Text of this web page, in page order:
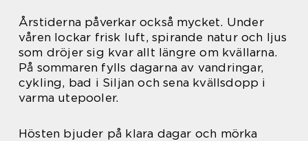
Årstiderna påverkar också mycket. Under
våren lockar frisk luft, spirande natur och ljus
som dröjer sig kvar allt längre om kvällarna.
På sommaren fylls dagarna av vandringar,
cykling, bad i Siljan och sena kvällsdopp i
varma utepooler.
Hösten bjuder på klara dagar och mörka